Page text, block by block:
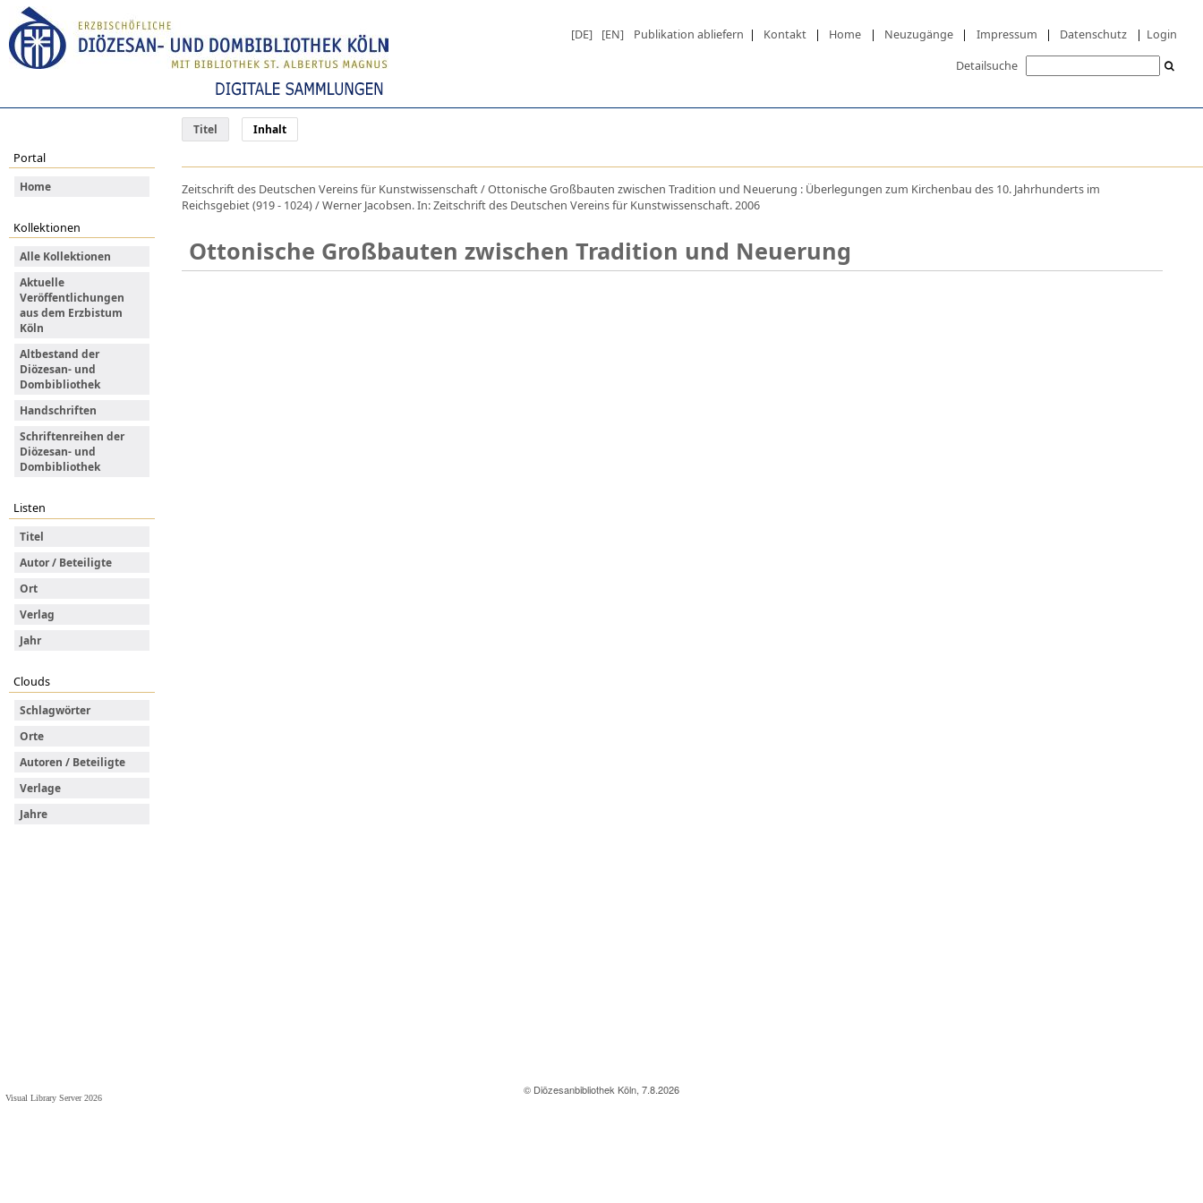
© Diözesanbibliothek Köln, 7.8.2026
Visual Library Server 2026
[DE] [EN] Publikation abliefern | Kontakt | Home | Neuzugänge | Impressum | Datenschutz | Login
Detailsuche
Titel Inhalt
Portal
Home
Kollektionen
Alle Kollektionen
Aktuelle
Veröffentlichungen
aus dem Erzbistum
Köln
Altbestand der
Diözesan- und
Dombibliothek
Handschriften
Schriftenreihen der
Diözesan- und
Dombibliothek
Listen
Titel
Autor / Beteiligte
Ort
Verlag
Jahr
Clouds
Schlagwörter
Orte
Autoren / Beteiligte
Verlage
Jahre
Zeitschrift des Deutschen Vereins für Kunstwissenschaft / Ottonische Großbauten zwischen Tradition und Neuerung : Überlegungen zum Kirchenbau des 10. Jahrhunderts im
Reichsgebiet (919 - 1024) / Werner Jacobsen. In: Zeitschrift des Deutschen Vereins für Kunstwissenschaft. 2006
Ottonische Großbauten zwischen Tradition und Neuerung